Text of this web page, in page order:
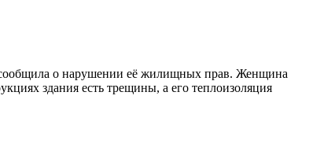
о нарушении её жилищных прав. Женщина
здания есть трещины, а его теплоизоляция